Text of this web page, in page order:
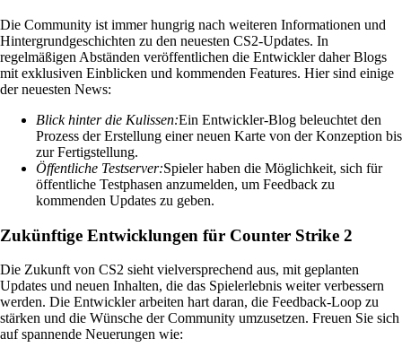
Die Community ist immer hungrig nach weiteren Informationen und
Hintergrundgeschichten zu den neuesten CS2-Updates. In
regelmäßigen Abständen veröffentlichen die Entwickler daher Blogs
mit exklusiven Einblicken und kommenden Features. Hier sind einige
der neuesten News:
Blick hinter die Kulissen:Ein Entwickler-Blog beleuchtet den
Prozess der Erstellung einer neuen Karte von der Konzeption bis
zur Fertigstellung.
Öffentliche Testserver:Spieler haben die Möglichkeit, sich für
öffentliche Testphasen anzumelden, um Feedback zu
kommenden Updates zu geben.
Zukünftige Entwicklungen für Counter Strike 2
Die Zukunft von CS2 sieht vielversprechend aus, mit geplanten
Updates und neuen Inhalten, die das Spielerlebnis weiter verbessern
werden. Die Entwickler arbeiten hart daran, die Feedback-Loop zu
stärken und die Wünsche der Community umzusetzen. Freuen Sie sich
auf spannende Neuerungen wie: